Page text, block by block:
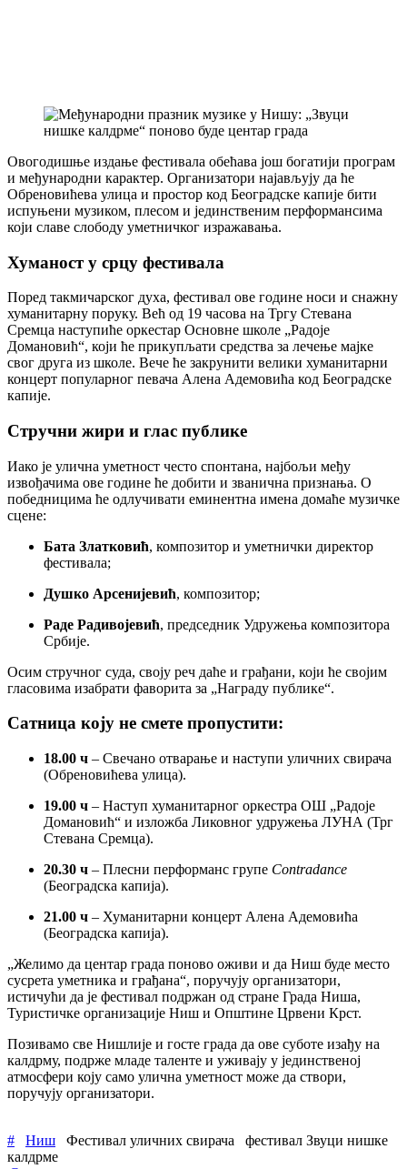
Овогодишње издање фестивала обећава још богатији програм
и међународни карактер. Организатори најављују да ће
Обреновићева улица и простор код Београдске капије бити
испуњени музиком, плесом и јединственим перформансима
који славе слободу уметничког изражавања.
Хуманост у срцу фестивала
Поред такмичарског духа, фестивал ове године носи и снажну
хуманитарну поруку. Већ од 19 часова на Тргу Стевана
Сремца наступиће оркестар Основне школе „Радоје
Домановић“, који ће прикупљати средства за лечење мајке
свог друга из школе. Вече ће закрунити велики хуманитарни
концерт популарног певача Алена Адемовића код Београдске
капије.
Стручни жири и глас публике
Иако је улична уметност често спонтана, најбољи међу
извођачима ове године ће добити и званична признања. О
победницима ће одлучивати еминентна имена домаће музичке
сцене:
Бата Златковић, композитор и уметнички директор
фестивала;
Душко Арсенијевић, композитор;
Раде Радивојевић, председник Удружења композитора
Србије.
Осим стручног суда, своју реч даће и грађани, који ће својим
гласовима изабрати фаворита за „Награду публике“.
Сатница коју не смете пропустити:
18.00 ч – Свечано отварање и наступи уличних свирача
(Обреновићева улица).
19.00 ч – Наступ хуманитарног оркестра ОШ „Радоје
Домановић“ и изложба Ликовног удружења ЛУНА (Трг
Стевана Сремца).
20.30 ч – Плесни перформанс групе Contradance
(Београдска капија).
21.00 ч – Хуманитарни концерт Алена Адемовића
(Београдска капија).
„Желимо да центар града поново оживи и да Ниш буде место
сусрета уметника и грађана“, поручују организатори,
истичући да је фестивал подржан од стране Града Ниша,
Туристичке организације Ниш и Општине Црвени Крст.
Позивамо све Нишлије и госте града да ове суботе изађу на
калдрму, подрже младе таленте и уживају у јединственој
атмосфери коју само улична уметност може да створи,
поручују организатори.
# Ниш Фестивал уличних свирача
фестивал Звуци нишке
калдрме